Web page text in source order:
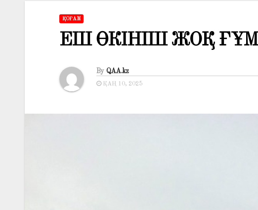
ҚОҒАМ
ЕШ ӨКІНІШ ЖОҚ
By QAA.kz
ҚАҢ 10, 2025